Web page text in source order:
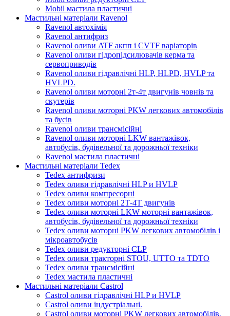
Mobil мастила пластичні
Мастильні матеріали Ravenol
Ravenol автохімія
Ravenol антифриз
Ravenol оливи ATF акпп і CVTF варіаторів
Ravenol оливи гідропідсилювачів керма та
сервоприводів
Ravenol оливи гідравлічні HLP, HLPD, HVLP та
HVLPD.
Ravenol оливи моторні 2т-4т двигунів човнів та
скутерів
Ravenol оливи моторні PKW легкових автомобілів
та бусів
Ravenol оливи трансмісійні
Ravenol оливи моторні LKW вантажівок,
автобусів, будівельної та дорожньої техніки
Ravenol мастила пластичні
Мастильні матеріали Tedex
Tedex антифризи
Tedex оливи гідравлічні HLP и HVLP
Tedex оливи компресорні
Tedex оливи моторні 2Т-4Т двигунів
Tedex оливи моторні LKW моторні вантажівок,
автобусів, будівельної та дорожньої техніки
Tedex оливи моторні PKW легкових автомобілів і
мікроавтобусів
Tedex оливи редукторні CLP
Tedex оливи тракторні STOU, UTTO та TDTO
Tedex оливи трансмісійні
Tedex мастила пластичні
Мастильні матеріали Castrol
Castrol оливи гідравлічні HLP и HVLP
Castrol оливи індустріальні.
Castrol оливи моторні PKW легкових автомобілів,